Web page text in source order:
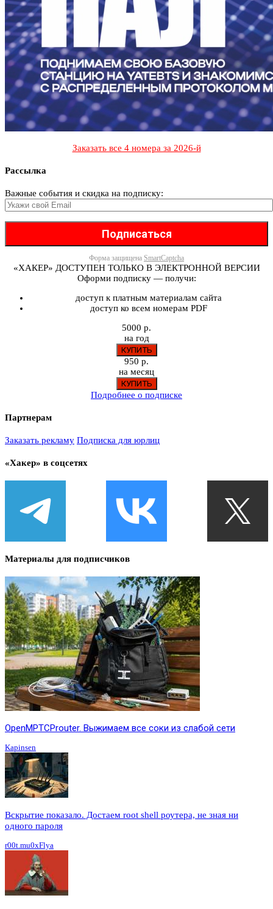
Заказать все 4 номера за 2026-й
Рассылка
Важные события и скидка на подписку:
Форма защищена SmartCaptcha
«ХАКЕР» ДОСТУПЕН ТОЛЬКО В ЭЛЕКТРОННОЙ ВЕРСИИ
Оформи подписку — получи:
доступ к платным материалам сайта
доступ ко всем номерам PDF
5000 р.
на год
950 р.
на месяц
Подробнее о подписке
Партнерам
Заказать рекламу Подписка для юрлиц
«Хакер» в соцсетях
Материалы для подписчиков
OpenMPTCProuter. Выжимаем все соки из слабой сети
Kapinsen
Вскрытие показало. Достаем root shell роутера, не зная ни
одного пароля
r00t.mu0xFlya